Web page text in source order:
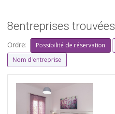
8entreprises trouvées
Ordre: Possibilité de réservation
Nom d'entreprise